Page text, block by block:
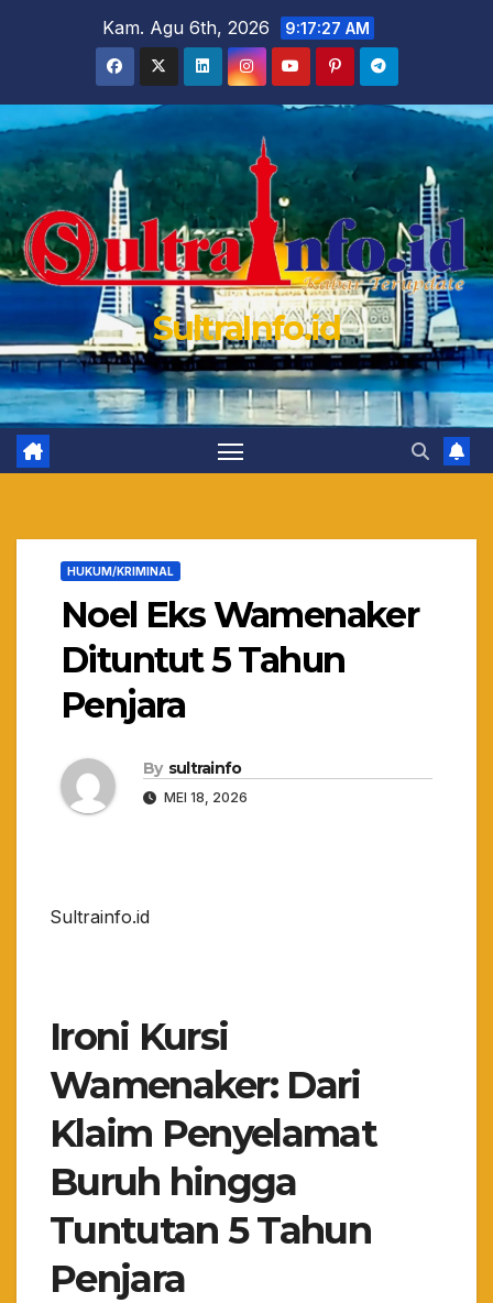
Kam. Agu 6th, 2026 9:17:28 AM
SultraInfo.id
HUKUM/KRIMINAL
Noel Eks Wamenaker
Dituntut 5 Tahun
Penjara
By sultrainfo
MEI 18, 2026
Sultrainfo.id
Ironi Kursi
Wamenaker: Dari
Klaim Penyelamat
Buruh hingga
Tuntutan 5 Tahun
Penjara